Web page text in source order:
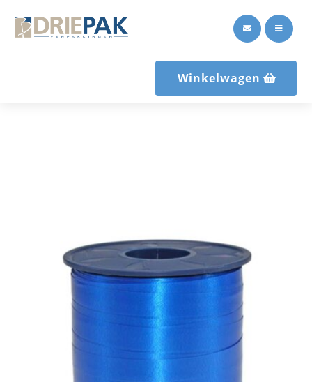
 
Winkelwagen